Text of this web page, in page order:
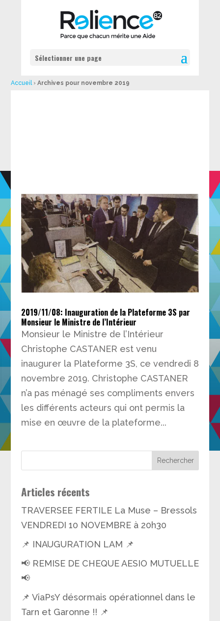
Sélectionner une page
Accueil›Archives pour novembre 2019
2019/11/08: Inauguration de la Plateforme 3S par
Monsieur le Ministre de l’Intérieur
Monsieur le Ministre de l’Intérieur
Christophe CASTANER est venu
inaugurer la Plateforme 3S, ce vendredi 8
novembre 2019. Christophe CASTANER
n’a pas ménagé ses compliments envers
les différents acteurs qui ont permis la
mise en œuvre de la plateforme...
Articles récents
TRAVERSEE FERTILE La Muse – Bressols
VENDREDI 10 NOVEMBRE à 20h30
📌 INAUGURATION LAM 📌
📢 REMISE DE CHEQUE AESIO MUTUELLE
📢
📌 ViaPsY désormais opérationnel dans le
Tarn et Garonne !! 📌